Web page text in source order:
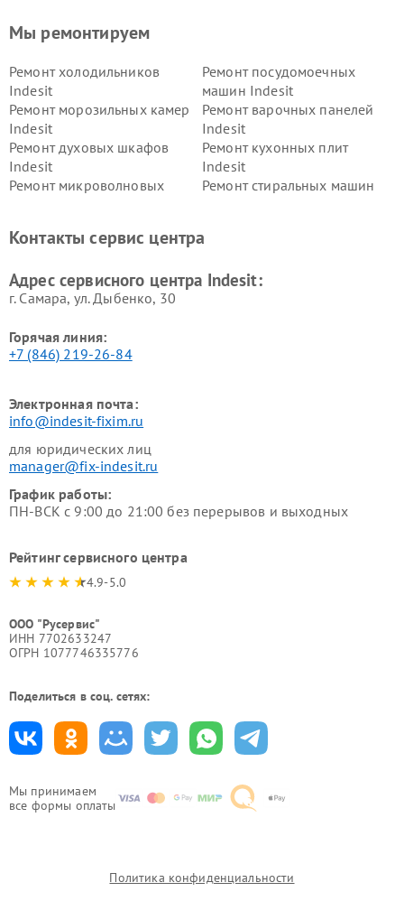
Мы принимаем
все формы оплаты
Мы ремонтируем
Ремонт холодильников
Indesit
Ремонт посудомоечных
машин Indesit
Ремонт морозильных камер
Indesit
Ремонт варочных панелей
Indesit
Ремонт духовых шкафов
Indesit
Ремонт кухонных плит
Indesit
Ремонт микроволновых
Ремонт стиральных машин
Indesit
Indesit
Контакты сервис центра
Адрес сервисного центра Indesit:
г. Самара, ул. Дыбенко, 30
Горячая линия:
+7 (846) 219-26-84
Электронная почта:
info@indesit-fixim.ru
для юридических лиц
manager@fix-indesit.ru
График работы:
ПН-ВСК с 9:00 до 21:00 без перерывов и выходных
Рейтинг сервисного центра
4.9-5.0
ООО "Русервис"
ИНН 7702633247
ОГРН 1077746335776
Поделиться в соц. сетях:
Политика конфиденциальности